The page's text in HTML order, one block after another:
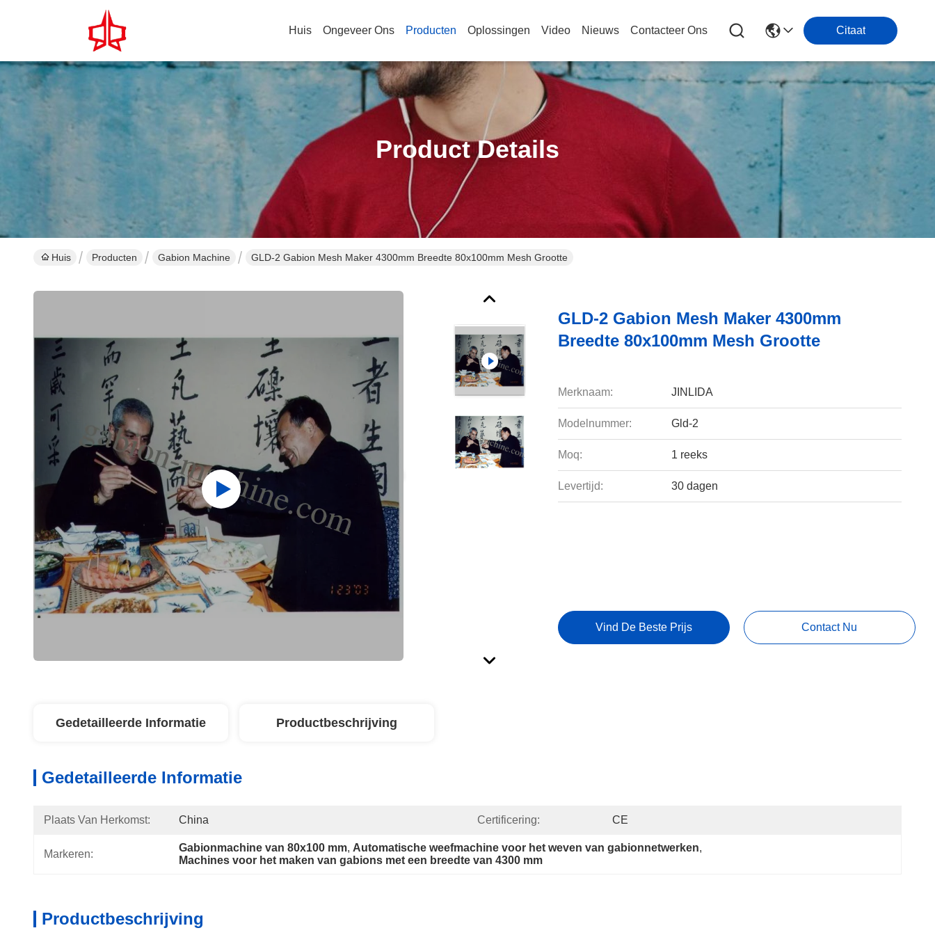
Huis Ongeveer Ons Producten Oplossingen Video Nieuws Contacteer Ons Citaat
Product Details
Huis Producten Gabion Machine GLD-2 Gabion Mesh Maker 4300mm Breedte 80x100mm Mesh Grootte
GLD-2 Gabion Mesh Maker 4300mm
Breedte 80x100mm Mesh Grootte
Merknaam: JINLIDA
Modelnummer: Gld-2
Moq: 1 reeks
Levertijd: 30 dagen
Vind De Beste Prijs Contact Nu
Gedetailleerde Informatie Productbeschrijving
Gedetailleerde Informatie
Plaats Van Herkomst: China Certificering: CE
Markeren:
Gabionmachine van 80x100 mm, Automatische weefmachine voor het weven van gabionnetwerken,
Machines voor het maken van gabions met een breedte van 4300 mm
Productbeschrijving